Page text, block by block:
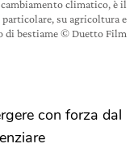
climatico, è il
su agricoltura e
di bestiame © Duetto Film
con forza dal